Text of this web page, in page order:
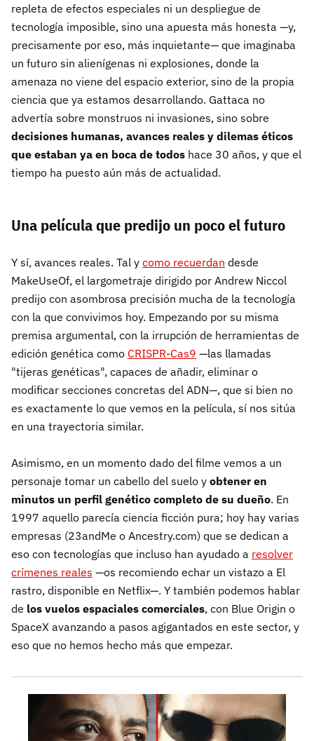
repleta de efectos especiales ni un despliegue de
tecnología imposible, sino una apuesta más honesta —y,
precisamente por eso, más inquietante— que imaginaba
un futuro sin alienígenas ni explosiones, donde la
amenaza no viene del espacio exterior, sino de la propia
ciencia que ya estamos desarrollando. Gattaca no
advertía sobre monstruos ni invasiones, sino sobre
decisiones humanas, avances reales y dilemas éticos
que estaban ya en boca de todos hace 30 años, y que el
tiempo ha puesto aún más de actualidad.
Una película que predijo un poco el futuro
Y sí, avances reales. Tal y como recuerdan desde
MakeUseOf, el largometraje dirigido por Andrew Niccol
predijo con asombrosa precisión mucha de la tecnología
con la que convivimos hoy. Empezando por su misma
premisa argumental, con la irrupción de herramientas de
edición genética como CRISPR-Cas9 —las llamadas
"tijeras genéticas", capaces de añadir, eliminar o
modificar secciones concretas del ADN—, que si bien no
es exactamente lo que vemos en la película, sí nos sitúa
en una trayectoria similar.
Asimismo, en un momento dado del filme vemos a un
personaje tomar un cabello del suelo y obtener en
minutos un perfil genético completo de su dueño. En
1997 aquello parecía ciencia ficción pura; hoy hay varias
empresas (23andMe o Ancestry.com) que se dedican a
eso con tecnologías que incluso han ayudado a resolver
crímenes reales —os recomiendo echar un vistazo a El
rastro, disponible en Netflix—. Y también podemos hablar
de los vuelos espaciales comerciales, con Blue Origin o
SpaceX avanzando a pasos agigantados en este sector, y
eso que no hemos hecho más que empezar.